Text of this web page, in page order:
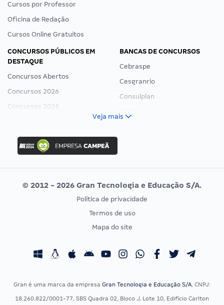
Cursos por Professor
Oficina de Redação
Cursos Online Gratuitos
CONCURSOS PÚBLICOS EM
DESTAQUE
Concursos Abertos
Concursos 2026
Concursos 2025
Concurso Ibama
Concurso MPU
Editais publicados
BANCAS DE CONCURSOS
Cebraspe
Cesgranrio
Consulplan
Vunesp
CONCURSOS POR PROFISSÃO
Concursos Fiscais
EXAME DE ORDEM
Calendário OAB
Veja mais
© 2012 - 2026 Gran Tecnologia e Educação S/A.
Política de privacidade
Termos de uso
Mapa do site
Gran é uma marca da empresa Gran Tecnologia e Educação S/A, CNPJ:
18.260.822/0001-77, SBS Quadra 02, Bloco J, Lote 10, Edifício Carlton